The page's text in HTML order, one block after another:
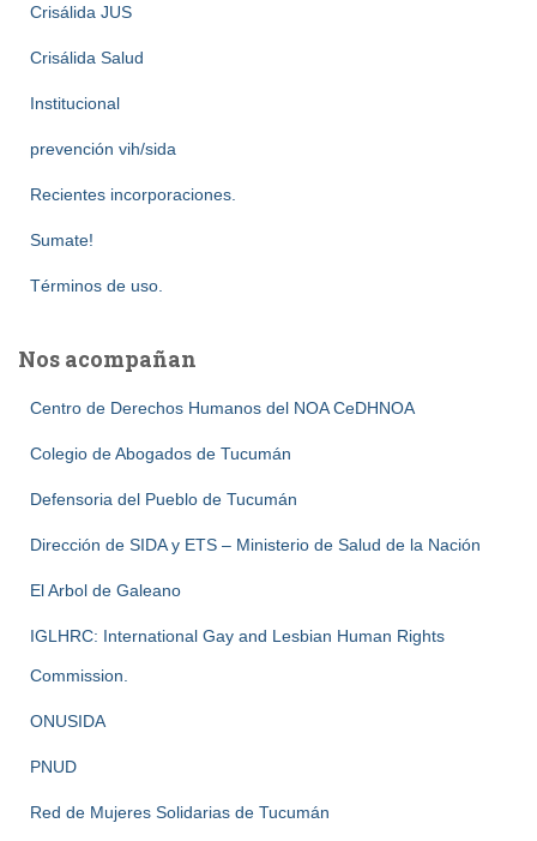
Crisálida JUS
Crisálida Salud
Institucional
prevención vih/sida
Recientes incorporaciones.
Sumate!
Términos de uso.
Nos acompañan
Centro de Derechos Humanos del NOA CeDHNOA
Colegio de Abogados de Tucumán
Defensoria del Pueblo de Tucumán
Dirección de SIDA y ETS – Ministerio de Salud de la Nación
El Arbol de Galeano
IGLHRC: International Gay and Lesbian Human Rights
Commission.
ONUSIDA
PNUD
Red de Mujeres Solidarias de Tucumán